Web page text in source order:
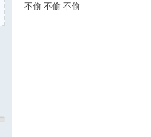
不偷 不偷 不偷